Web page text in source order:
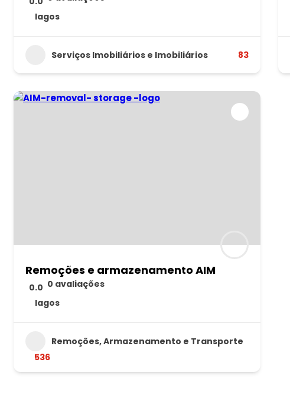
lagos
Serviços Imobiliários e Imobiliários 83
Remoções e armazenamento AIM
0.0 0 avaliações
lagos
Remoções, Armazenamento e Transporte
536